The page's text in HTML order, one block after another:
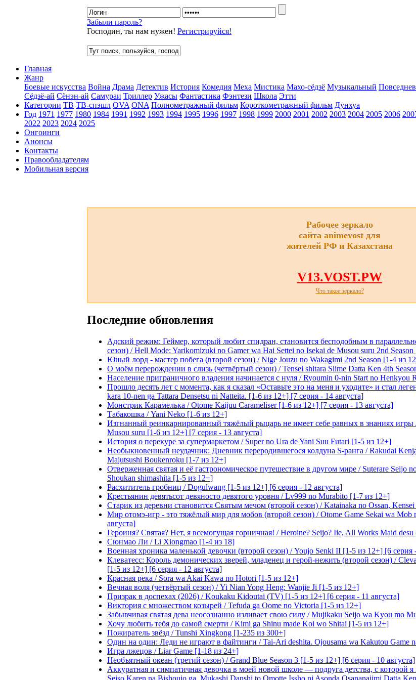
Забыли пароль?
Господин, ты нам нужен! Регистрируйся!
Главная
Жанр
Боевые искусства Война Драма Детектив История Комедия Меха Мистика Махо-сёдзё Музыкальный
Сёдзё-ай Сёнэн-ай Самураи Триллер Ужасы Фантастика Фэнтези Школа Этти
Категории ТВ ТВ-спэшл OVA ONA Полнометражный фильм Короткометражный фильм Дунхуа
Год 1971 1977 1980 1984 1991 1992 1993 1994 1995 1996 1997 1998 1999 2000 2001 2002 2003 2004 2005 2006
2022 2023 2024 2025
Онгоинги
Анонсы
Контакты
Правообладателям
Мобильная версия
Рабочее зеркало
сайта animevost для
жителей РФ и Казахстана
V13.VOST.PW
Что такое зеркало?
Последние обновления
Адский режим: Геймер, который любит спидран, становится бесподобным в
сезон) / Hell Mode: Yarikomizuki no Gamer wa Hai Settei no Isekai de Musou suru 2nd
Юный лорд - мастер побега (второй сезон) / Nige Jouzu no Wakagimi 2nd Season [1-4 из
О моём перерождении в слизь (четвёртый сезон) / Tensei shitara Slime Datta Ken 4th
Население приграничного владения начинается с нуля / Ryoumin 0-nin Start no Henkyou
Прошло десять лет с момента, как я сказал «Оставьте это на меня и уходите» и стал
kara 10-nen ga Tattara Densetsu ni Natteita. [1-6 из 12+] [7 серия - 14 августа]
Монстрик Карамелька / Otome Kaijuu Carameliser [1-6 из 12+] [7 серия - 13 августа]
Табакошка / Yani Neko [1-6 из 12+]
Изгнанный реинкарнированный тяжёлый рыцарь не имеет себе равных в знаниях игры
Musou suru [1-6 из 12+] [7 серия - 13 августа]
История о перекуре за супермаркетом / Super no Ura de Yani Suu Futari [1-5 из 12+]
Необыкновенный неудачник: Дневник переродившегося колдуна S-ранга / Rakudai
Majutsushi Boukenroku [1-7 из 12+]
Отверженная святая и её гастрономическое путешествие в другом мире / Suterare Seijo
Shoukan shimashita [1-5 из 12+]
Расхититель гробниц / Dogulwang [1-5 из 12+] [6 серия - 12 августа]
Крестьянин девятьсот девяносто девятого уровня / Lv999 no Murabito [1-7 из 12+]
Старик из деревни становится Святым мечом (второй сезон) / Katainaka no Ossan,
Мир отомэ-игр - это тяжёлый мир для мобов (второй сезон) / Otome Game Sekai wa Mob
августа]
Героиня? Святая? Нет, я всемогущая горничная! / Heroine? Seijo? Iie, All Works Maid
Сюнмао Ли / Li Xiongmao [1-4 из 18]
Военная хроника маленькой девочки (второй сезон) / Youjo Senki II [1-5 из 12+] [6 серия
Клеватесс: Король демонических зверей, младенец и герой-нежить (второй сезон) /
[1-5 из 12+] [6 серия - 12 августа]
Красная река / Sora wa Akai Kawa no Hotori [1-5 из 12+]
Вечная воля (четвёртый сезон) / Yi Nian Yong Heng: Wanjie Ji [1-5 из 12+]
Призрак в доспехах (2026) / Koukaku Kidoutai (TV) [1-5 из 12+] [6 серия - 11 августа]
Виктория с множеством козырей / Tefuda ga Oome no Victoria [1-5 из 12+]
Забывчивая святая дева неосознанно изливает свою силу / Mujikaku Seijo wa Kyou mo
Хочу любить тебя до самой смерти / Kimi ga Shinu made Koi wo Shitai [1-5 из 12+]
Пожиратель звёзд / Tunshi Xingkong [1-235 из 300+]
Один на один: Леди не играют в файтинги / Tai-Ari deshita. Ojousama wa Kakutou Game
Игра лжецов / Liar Game [1-18 из 24+]
Необъятный океан (третий сезон) / Grand Blue Season 3 [1-5 из 12+] [6 серия - 10 августа]
Аккуратная и симпатичная девочка в моей новой школе — подруга детства, с которой
Seiso Karen na Bishoujo ga, Mukashi Danshi to Omotte Issho ni Asonda Osananajimi Datta